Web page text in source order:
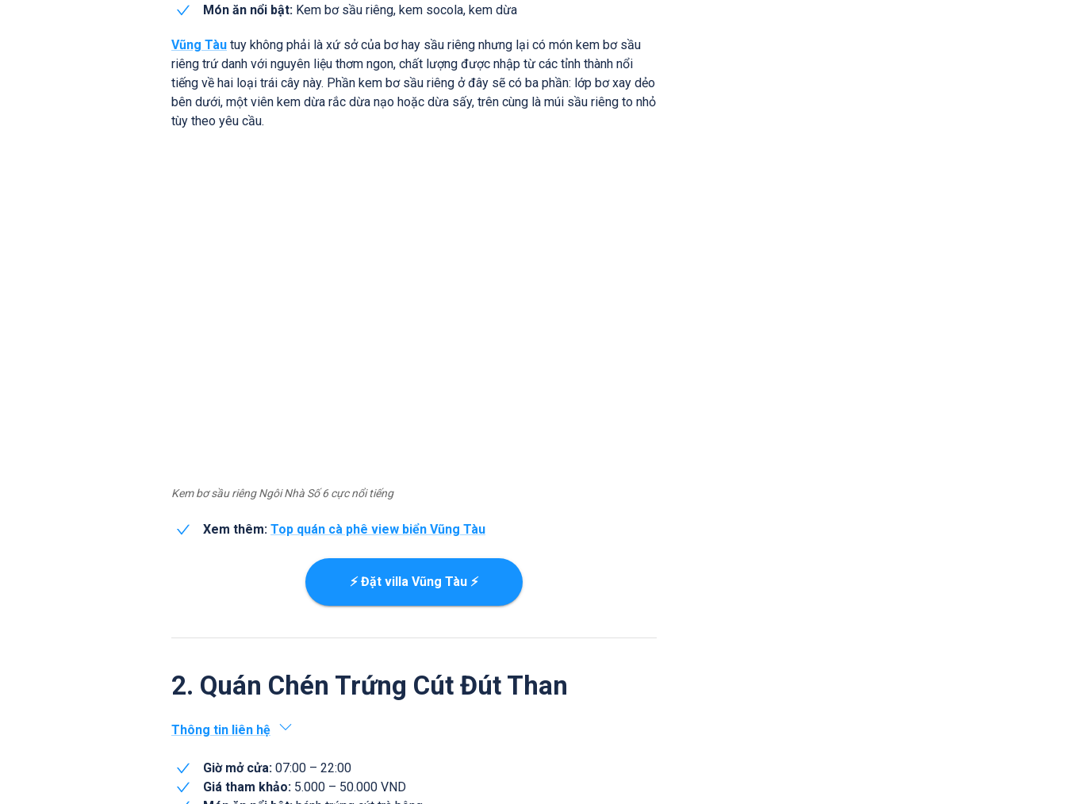
Món ăn nổi bật: Kem bơ sầu riêng, kem socola, kem dừa
Vũng Tàu tuy không phải là xứ sở của bơ hay sầu riêng nhưng lại có món kem bơ sầu
riêng trứ danh với nguyên liệu thơm ngon, chất lượng được nhập từ các tỉnh thành nổi
tiếng về hai loại trái cây này. Phần kem bơ sầu riêng ở đây sẽ có ba phần: lớp bơ xay dẻo
bên dưới, một viên kem dừa rắc dừa nạo hoặc dừa sấy, trên cùng là múi sầu riêng to nhỏ
tùy theo yêu cầu.
Kem bơ sầu riêng Ngôi Nhà Số 6 cực nổi tiếng
Xem thêm: Top quán cà phê view biển Vũng Tàu
⚡ Đặt villa Vũng Tàu ⚡
2. Quán Chén Trứng Cút Đút Than
Thông tin liên hệ
Giờ mở cửa: 07:00 – 22:00
Giá tham khảo: 5.000 – 50.000 VND